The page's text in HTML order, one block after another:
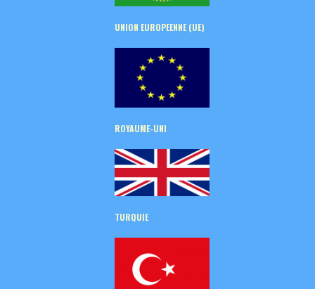
UNION EUROPEENNE (UE)
ROYAUME-UNI
TURQUIE